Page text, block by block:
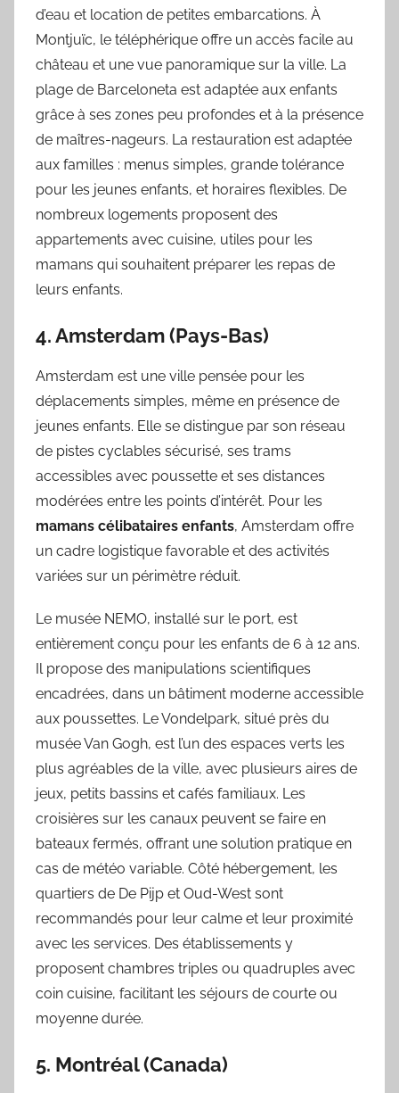
d’eau et location de petites embarcations. À
Montjuïc, le téléphérique offre un accès facile au
château et une vue panoramique sur la ville. La
plage de Barceloneta est adaptée aux enfants
grâce à ses zones peu profondes et à la présence
de maîtres-nageurs. La restauration est adaptée
aux familles : menus simples, grande tolérance
pour les jeunes enfants, et horaires flexibles. De
nombreux logements proposent des
appartements avec cuisine, utiles pour les
mamans qui souhaitent préparer les repas de
leurs enfants.
4. Amsterdam (Pays-Bas)
Amsterdam est une ville pensée pour les
déplacements simples, même en présence de
jeunes enfants. Elle se distingue par son réseau
de pistes cyclables sécurisé, ses trams
accessibles avec poussette et ses distances
modérées entre les points d’intérêt. Pour les
mamans célibataires enfants, Amsterdam offre
un cadre logistique favorable et des activités
variées sur un périmètre réduit.
Le musée NEMO, installé sur le port, est
entièrement conçu pour les enfants de 6 à 12 ans.
Il propose des manipulations scientifiques
encadrées, dans un bâtiment moderne accessible
aux poussettes. Le Vondelpark, situé près du
musée Van Gogh, est l’un des espaces verts les
plus agréables de la ville, avec plusieurs aires de
jeux, petits bassins et cafés familiaux. Les
croisières sur les canaux peuvent se faire en
bateaux fermés, offrant une solution pratique en
cas de météo variable. Côté hébergement, les
quartiers de De Pijp et Oud-West sont
recommandés pour leur calme et leur proximité
avec les services. Des établissements y
proposent chambres triples ou quadruples avec
coin cuisine, facilitant les séjours de courte ou
moyenne durée.
5. Montréal (Canada)